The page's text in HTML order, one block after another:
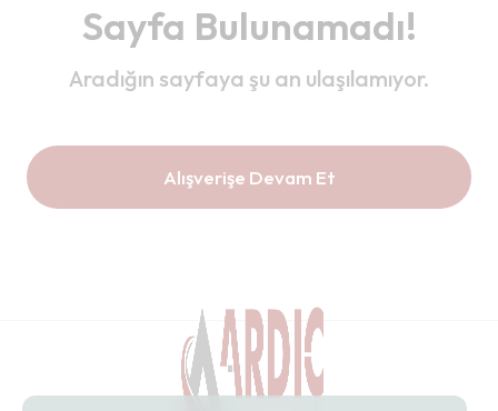
Sayfa Bulunamadı!
Aradığın sayfaya şu an ulaşılamıyor.
Alışverişe Devam Et